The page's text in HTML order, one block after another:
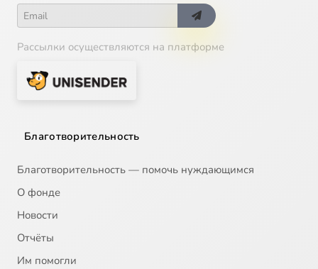
Рассылки осуществляются на платформе
Благотворительность
Благотворительность — помочь нуждающимся
О фонде
Новости
Отчёты
Им помогли